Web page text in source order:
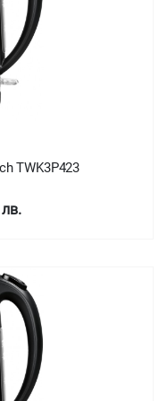
TWK3P423